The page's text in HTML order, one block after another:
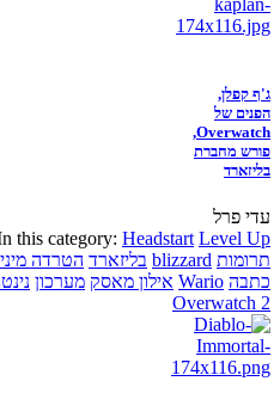
ג'ף קפלן,
הפנים של
Overwatch,
פורש מחברת
בליזארד
עדי פרל
this category: Headstart Level Up
תרומות blizzard בליזארד הטרדה
כתבה Wario אילון מאסק מערכון
Overwatch 2